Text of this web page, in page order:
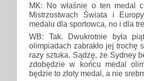
MK: No właśnie o ten medal
Mistrzostwach Świata i
medalu dla sportowca, no i dla
WB: Tak. Dwukrotnie była
olimpiadach zabrakło jej trochę
razy sztuka. Sądzę, że Sydney
zdobędzie w końcu medal
będzie to złoty medal, a nie